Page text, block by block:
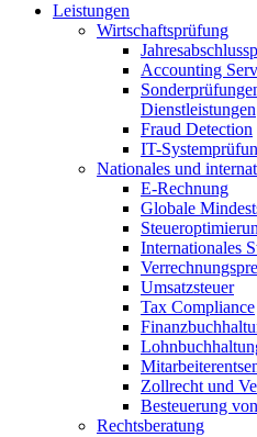
Leistungen
Wirtschaftsprüfung
Accounting
Dienstleistungen
Fraud Detection
IT-
Nationales und
E-Rechnung
Globale
Internationales
Umsatzsteuer
Tax Compliance
Zollrecht und
Besteuerung
Rechtsberatung